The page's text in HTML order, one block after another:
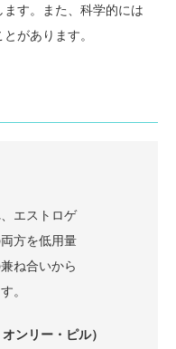
す。また、科学的には
があります。
エストロゲ
方を低用量
ね合いから
。
ンリー・ピル）